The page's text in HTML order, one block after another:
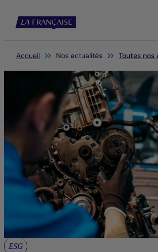
Vous êtes ici:
Accueil Nos actualités Toutes
ESG